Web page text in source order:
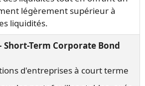
légèrement supérieur à
liquidités.
Short-Term Corporate Bond
d'entreprises à court terme